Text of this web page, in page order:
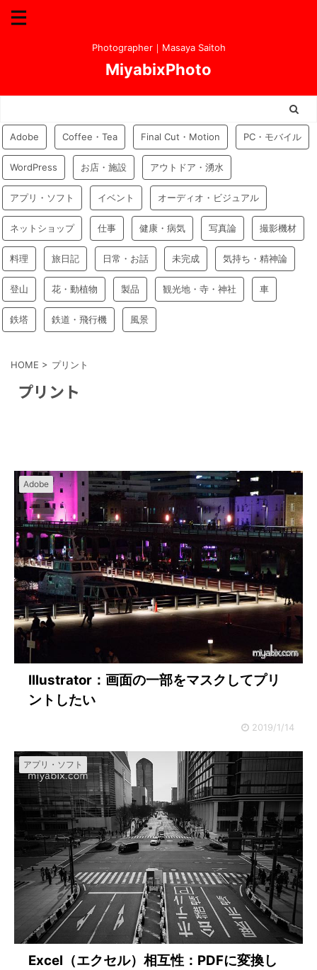
Photographer｜Masaya Saitoh
MiyabixPhoto
Adobe Coffee・Tea Final Cut・Motion PC・モバイル
WordPress お店・施設 アウトドア・湧水
アプリ・ソフト イベント オーディオ・ビジュアル
ネットショップ 仕事 健康・病気 写真論 撮影機材
料理 旅日記 日常・お話 未完成 気持ち・精神論
登山 花・動植物 製品 観光地・寺・神社 車
鉄塔 鉄道・飛行機 風景
HOME > プリント
プリント
Adobe
Illustrator：画面の一部をマスクしてプリ
ントしたい
2019/1/14
アプリ・ソフト
Excel（エクセル）相互性：PDFに変換し